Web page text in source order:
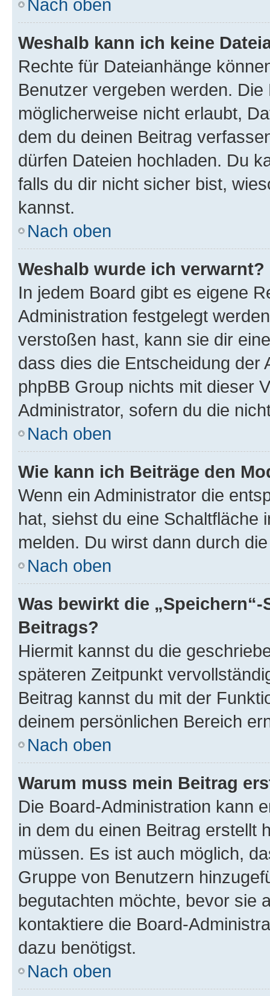
Nach oben
Weshalb kann ich keine
Rechte für Dateianhänge
Benutzer vergeben werden.
möglicherweise nicht erlaubt,
dem du deinen Beitrag
dürfen Dateien hochladen. Du
falls du dir nicht sicher bist,
kannst.
Nach oben
Weshalb wurde ich verwarnt?
In jedem Board gibt es eigene
Administration festgelegt
verstoßen hast, kann sie dir
dass dies die Entscheidung der
phpBB Group nichts mit dieser
Administrator, sofern du die
Nach oben
Wie kann ich Beiträge den
Wenn ein Administrator die
hat, siehst du eine Schaltfläche
melden. Du wirst dann durch
Nach oben
Was bewirkt die
Beitrags?
Hiermit kannst du die
späteren Zeitpunkt
Beitrag kannst du mit der
deinem persönlichen Bereich
Nach oben
Warum muss mein Beitrag
Die Board-Administration kann
in dem du einen Beitrag erstellt
müssen. Es ist auch möglich,
Gruppe von Benutzern
begutachten möchte, bevor sie
kontaktiere die Board-
dazu benötigst.
Nach oben